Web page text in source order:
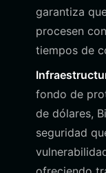
garantiza
procesen
tiempos de
fondo de
de dólares,
seguridad